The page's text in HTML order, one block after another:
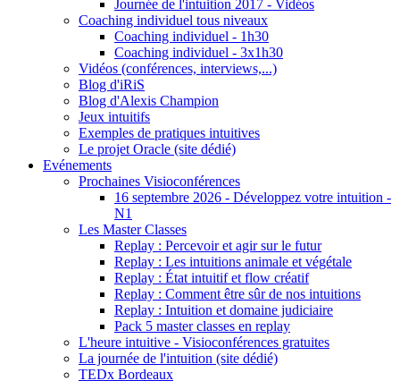
Journée de l'intuition 2017 - Vidéos
Coaching individuel tous niveaux
Coaching individuel - 1h30
Coaching individuel - 3x1h30
Vidéos (conférences, interviews,...)
Blog d'iRiS
Blog d'Alexis Champion
Jeux intuitifs
Exemples de pratiques intuitives
Le projet Oracle (site dédié)
Evénements
Prochaines Visioconférences
16 septembre 2026 - Développez votre intuition -
N1
Les Master Classes
Replay : Percevoir et agir sur le futur
Replay : Les intuitions animale et végétale
Replay : État intuitif et flow créatif
Replay : Comment être sûr de nos intuitions
Replay : Intuition et domaine judiciaire
Pack 5 master classes en replay
L'heure intuitive - Visioconférences gratuites
La journée de l'intuition (site dédié)
TEDx Bordeaux